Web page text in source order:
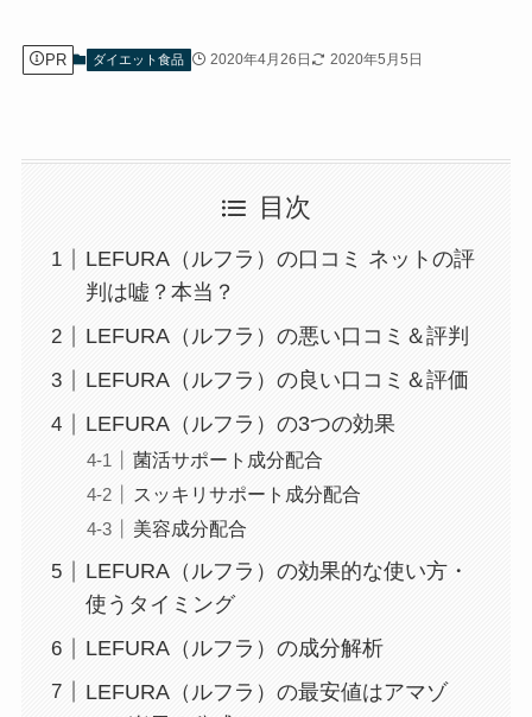
PR ダイエット食品 2020年4月26日 2020年5月5日
目次
LEFURA（ルフラ）の口コミ ネットの評
判は嘘？本当？
LEFURA（ルフラ）の悪い口コミ＆評判
LEFURA（ルフラ）の良い口コミ＆評価
LEFURA（ルフラ）の3つの効果
菌活サポート成分配合
スッキリサポート成分配合
美容成分配合
LEFURA（ルフラ）の効果的な使い方・
使うタイミング
LEFURA（ルフラ）の成分解析
LEFURA（ルフラ）の最安値はアマゾ